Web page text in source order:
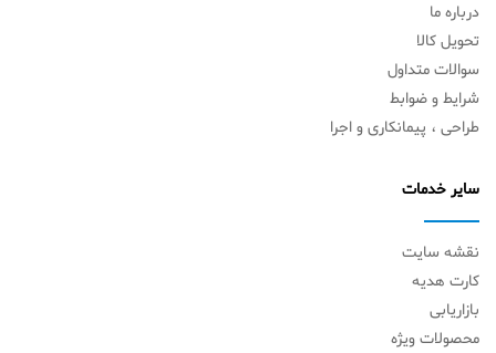
درباره ما
تحویل کالا
سوالات متداول
شرایط و ضوابط
طراحی ، پیمانکاری و اجرا
سایر خدمات
نقشه سایت
کارت هدیه
بازاریابی
محصولات ویژه